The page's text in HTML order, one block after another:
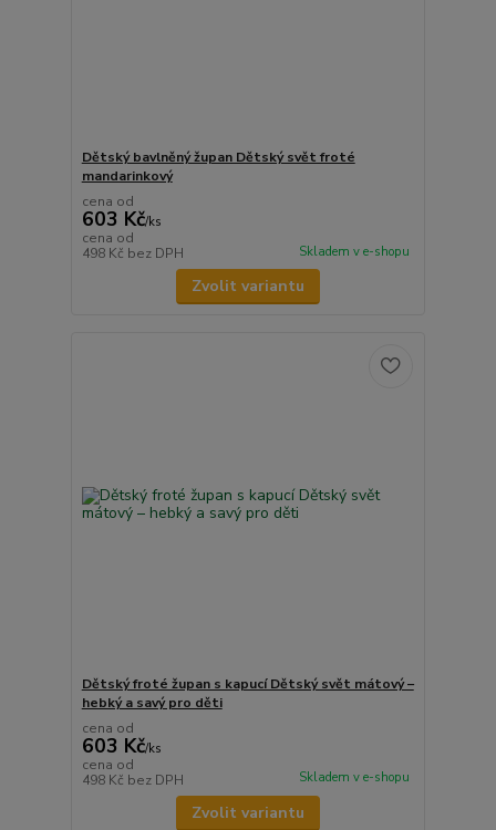
Dětský bavlněný župan Dětský svět froté
mandarinkový
cena od
603 Kč/ks
cena od
498 Kč bez DPH Skladem v e-shopu
Zvolit variantu
Dětský froté župan s kapucí Dětský svět mátový –
hebký a savý pro děti
cena od
603 Kč/ks
cena od
498 Kč bez DPH Skladem v e-shopu
Zvolit variantu